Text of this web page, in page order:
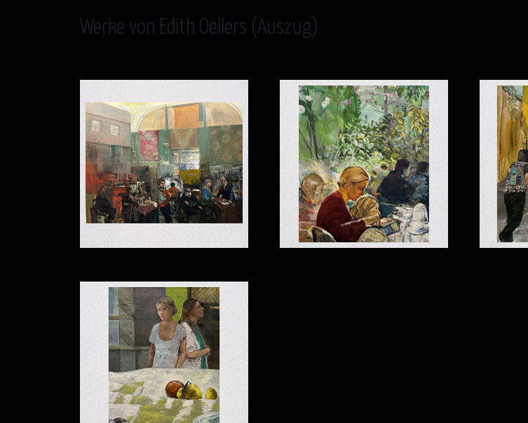
Werke von Edith Oellers (Auszug)